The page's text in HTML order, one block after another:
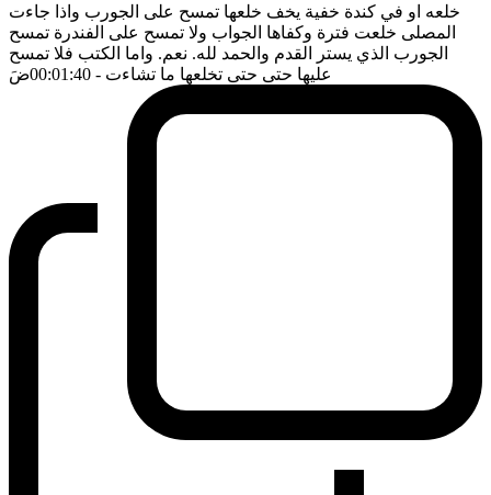
خلعه او في كندة خفية يخف خلعها تمسح على الجورب واذا جاءت
المصلى خلعت فترة وكفاها الجواب ولا تمسح على الفندرة تمسح
الجورب الذي يستر القدم والحمد لله. نعم. واما الكتب فلا تمسح
عليها حتى حتى تخلعها ما تشاءت - 00:01:40 ضَ